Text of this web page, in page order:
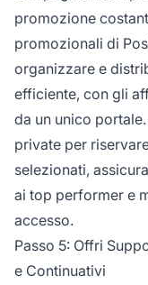
promozione
promozionali di
organizzare e
efficiente, con gli
da un unico
private per
selezionati,
ai top performer e
accesso.
Passo 5: Offri
e Continuativi